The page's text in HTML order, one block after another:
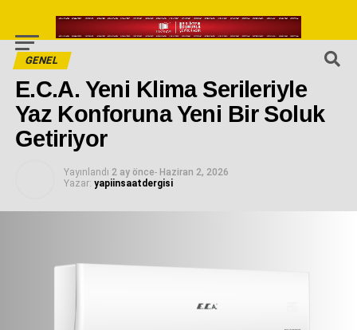
GENEL
E.C.A. Yeni Klima Serileriyle
Yaz Konforuna Yeni Bir Soluk
Getiriyor
Yayınlandı 2 ay önce- Haziran 2, 2026
Yazar: yapiinsaatdergisi